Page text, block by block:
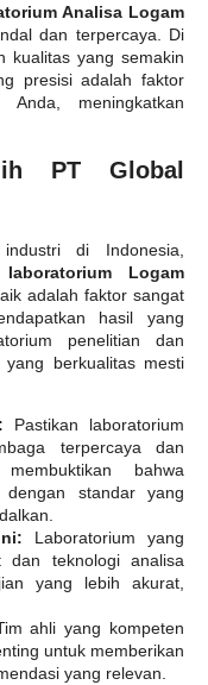
Analisa Logam
dan terpercaya. Di
kualitas yang semakin
presisi adalah faktor
meningkatkan
PT Global
di Indonesia,
laboratorium Logam
adalah faktor sangat
hasil yang
penelitian dan
berkualitas mesti
Pastikan laboratorium
terpercaya dan
bahwa
dengan standar yang
Laboratorium yang
dan teknologi analisa
yang lebih akurat,
ahli yang kompeten
untuk memberikan
yang relevan.